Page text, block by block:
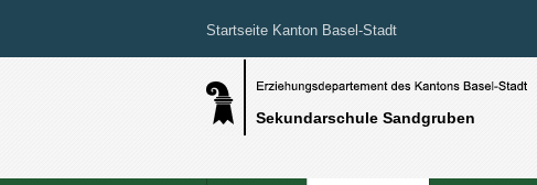
Startseite Kanton Basel-Stadt
Sekundarschule Sandgruben